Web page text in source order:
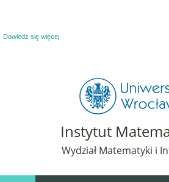
Dowiedz się więcej
Instytut
Wydział Matematyki i